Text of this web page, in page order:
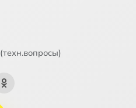
(техн.вопросы)